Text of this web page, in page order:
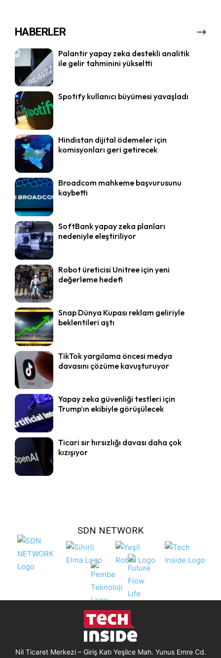
HABERLER
Palantir yapay zeka destekli analitik
ile gelir tahminini yükseltti
Spotify kullanıcı büyümesi yavaşladı
Hindistan dijital ödemeler için
komisyonları geri getirecek
Broadcom mahkeme başvurusunu
kaybetti
SoftBank yapay zeka planları
nedeniyle eleştiriliyor
Robot üreticisi Unitree için yeni
değerleme hedefi
Snap Dünya Kupası reklam geliriyle
beklentileri aştı
TikTok yargılama öncesi medya
davasını çözüme kavuşturuyor
Yapay zeka güvenliği testleri için
Trump’ın ekibiyle görüşülecek
Ticari sır hırsızlığı davası daha çok
kızışıyor
SDN NETWORK
Nil Ticaret Merkezi – Giriş Katı Yeşilce Mah. Yunus Emre Cd.